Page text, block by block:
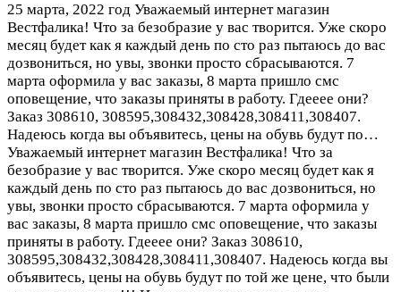
25 марта, 2022 год Уважаемый интернет магазин
Вестфалика! Что за безобразие у вас творится. Уже скоро
месяц будет как я каждый день по сто раз пытаюсь до вас
дозвониться, но увы, звонки просто сбрасываются. 7
марта оформила у вас заказы, 8 марта пришло смс
оповещение, что заказы приняты в работу. Гдееее они?
Заказ 308610, 308595,308432,308428,308411,308407.
Надеюсь когда вы объявитесь, цены на обувь будут по…
Уважаемый интернет магазин Вестфалика! Что за
безобразие у вас творится. Уже скоро месяц будет как я
каждый день по сто раз пытаюсь до вас дозвониться, но
увы, звонки просто сбрасываются. 7 марта оформила у
вас заказы, 8 марта пришло смс оповещение, что заказы
приняты в работу. Гдееее они? Заказ 308610,
308595,308432,308428,308411,308407. Надеюсь когда вы
объявитесь, цены на обувь будут по той же цене, что были